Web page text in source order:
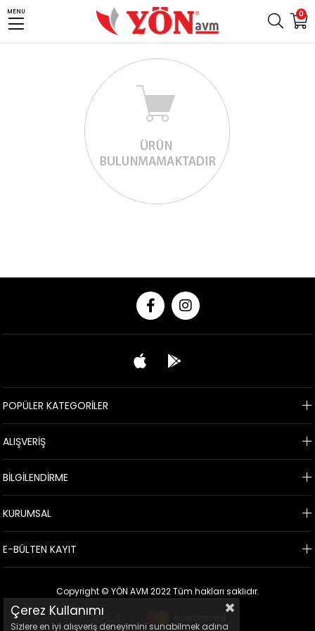
0
MENU
POPÜLER KATEGORİLER
ALIŞVERİŞ
BİLGİLENDİRME
KURUMSAL
E-BÜLTEN KAYIT
Copyright © YÖN AVM 2022 Tüm hakları saklıdır.
Çerez Kullanımı
Sizlere en iyi alışveriş deneyimini sunabilmek adına